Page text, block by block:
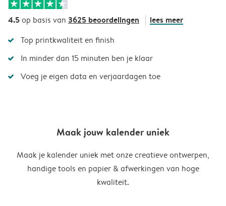
4.5op basis van 3625 beoordelingen lees meer
Top printkwaliteit en finish
In minder dan 15 minuten ben je klaar
Voeg je eigen data en verjaardagen toe
Maak jouw kalender uniek
Maak je kalender uniek met onze creatieve ontwerpen,
handige tools en papier & afwerkingen van hoge
kwaliteit.